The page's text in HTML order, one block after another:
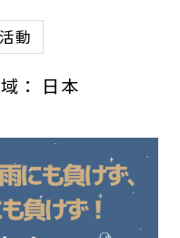
動
： 日本